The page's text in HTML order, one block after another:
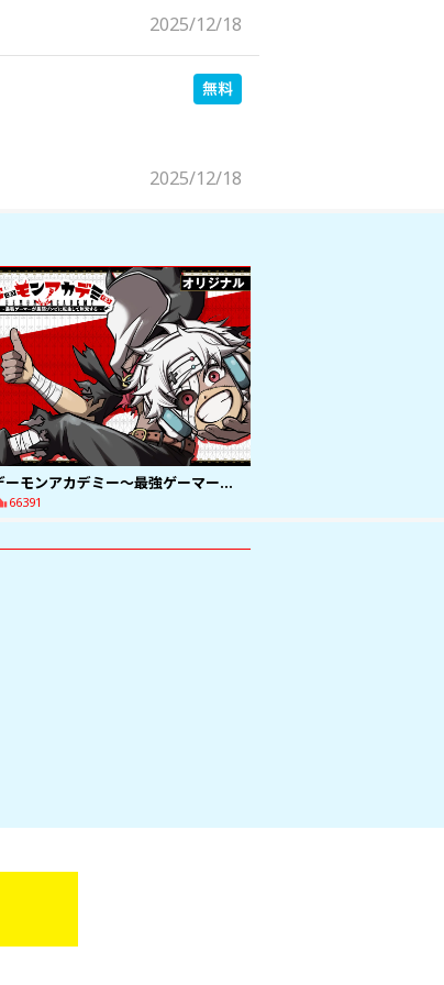
2025/12/18
2025/12/18
デーモンアカデミー～最強ゲーマーが最弱ゾンビに転生して無双する～
66391